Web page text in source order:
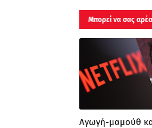
Μπορεί να σας
Αγωγή-μαμούθ